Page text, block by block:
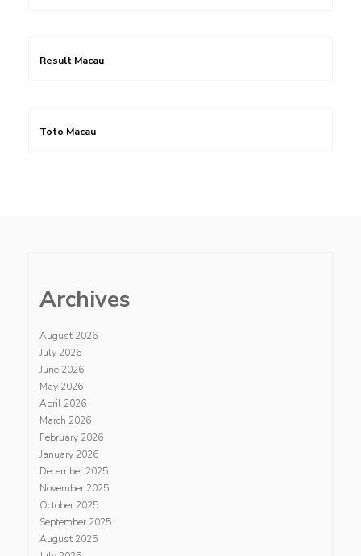
Result Macau
Toto Macau
Archives
August 2026
July 2026
June 2026
May 2026
April 2026
March 2026
February 2026
January 2026
December 2025
November 2025
October 2025
September 2025
August 2025